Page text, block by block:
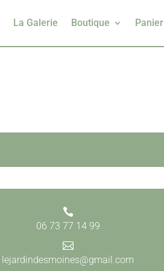
La Galerie Boutique Panier

06 73 77 14 99

lejardindesmoines@gmail.com